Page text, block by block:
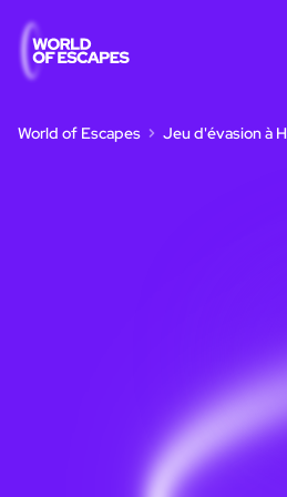
World of Escapes Jeu d'évasion à